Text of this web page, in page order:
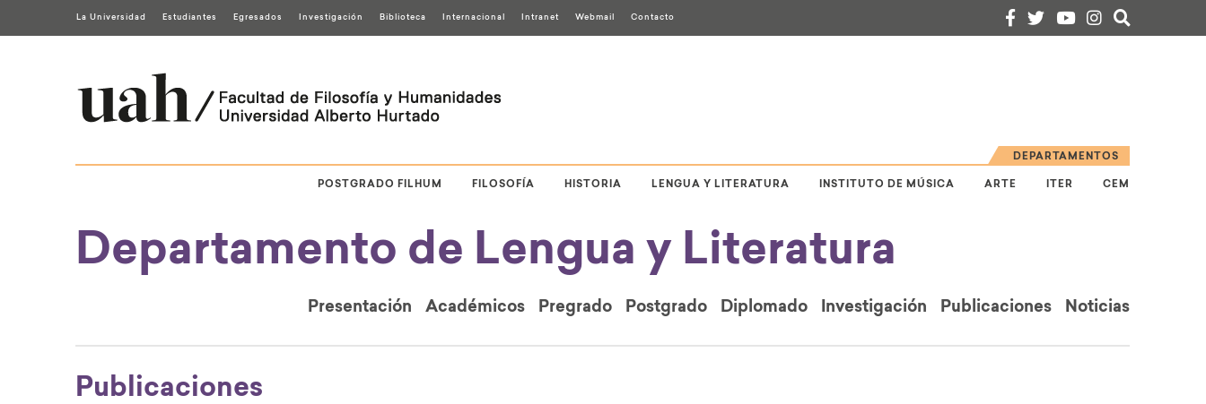
La Universidad Estudiantes Egresados Investigación Biblioteca Internacional Intranet Webmail Contacto
DEPARTAMENTOS
CEM
ITER
ARTE
INSTITUTO DE MÚSICA
LENGUA Y LITERATURA
HISTORIA
FILOSOFÍA
POSTGRADO FILHUM
Departamento de Lengua y Literatura
Presentación Académicos Pregrado Postgrado Diplomado Investigación Publicaciones Noticias
Publicaciones